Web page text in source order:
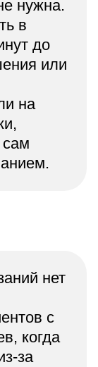
нужна.
в
до
или
на
нет
с
когда
за